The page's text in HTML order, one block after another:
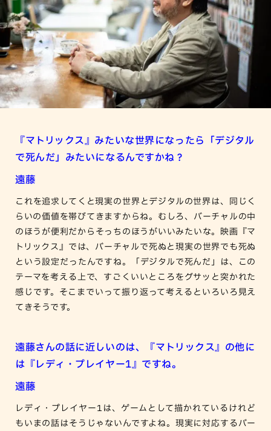
『マトリックス』みたいな世界になったら「デジタル
で死んだ」みたいになるんですかね？
遠藤
これを追求してくと現実の世界とデジタルの世界は、同じく
らいの価値を帯びてきますからね。むしろ、バーチャルの中
のほうが便利だからそっちのほうがいいみたいな。映画『マ
トリックス』では、バーチャルで死ぬと現実の世界でも死ぬ
という設定だったんですね。「デジタルで死んだ」は、この
テーマを考える上で、すごくいいところをグサッと突かれた
感じです。そこまでいって振り返って考えるといろいろ見え
てきそうです。
遠藤さんの話に近しいのは、『マトリックス』の他に
は『レディ・プレイヤー1』ですね。
遠藤
レディ・プレイヤー1は、ゲームとして描かれているけれど
もいまの話はそうじゃないんですよね。現実に対応するバー